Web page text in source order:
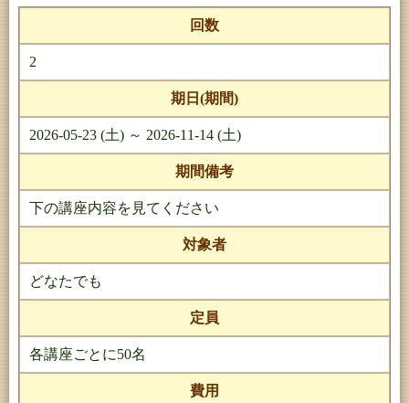
回数
2
期日(期間)
2026-05-23 (土) ～ 2026-11-14 (土)
期間備考
下の講座内容を見てください
対象者
どなたでも
定員
各講座ごとに50名
費用